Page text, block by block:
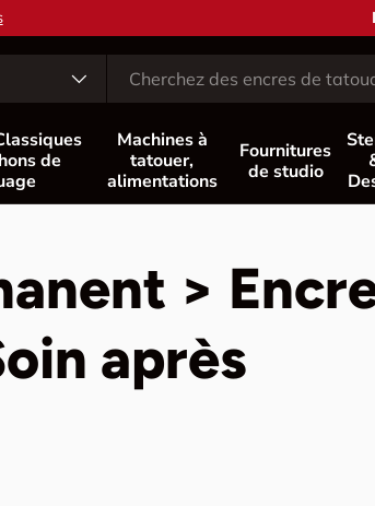
de
Machines à
tatouer,
alimentations
Fournitures
de studio
>
après